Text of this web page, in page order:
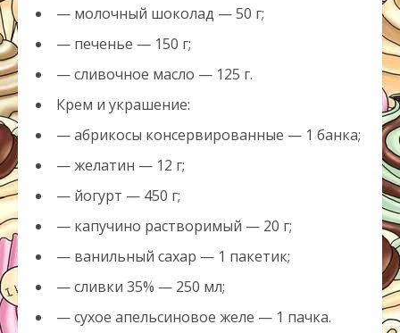
— молочный шоколад — 50 г;
— печенье — 150 г;
— сливочное масло — 125 г.
Крем и украшение:
— абрикосы консервированные — 1 банка;
— желатин — 12 г;
— йогурт — 450 г;
— капучино растворимый — 20 г;
— ванильный сахар — 1 пакетик;
— сливки 35% — 250 мл;
— сухое апельсиновое желе — 1 пачка.